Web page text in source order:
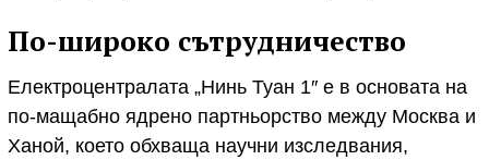
По-широко сътрудничество
Електроцентралата „Нинь Туан 1″ е в основата на
по-мащабно ядрено партньорство между Москва и
Ханой, което обхваща научни изследвания,